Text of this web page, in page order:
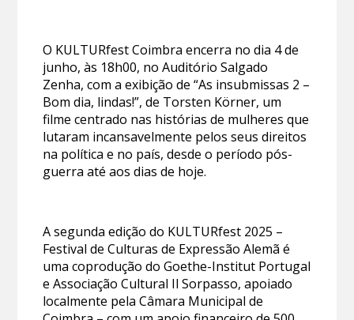
O KULTURfest Coimbra encerra no dia 4 de
junho, às 18h00, no Auditório Salgado
Zenha, com a exibição de “As insubmissas 2 –
Bom dia, lindas!”, de Torsten Körner, um
filme centrado nas histórias de mulheres que
lutaram incansavelmente pelos seus direitos
na política e no país, desde o período pós-
guerra até aos dias de hoje.
A segunda edição do KULTURfest 2025 –
Festival de Culturas de Expressão Alemã é
uma coprodução do Goethe-Institut Portugal
e Associação Cultural Il Sorpasso, apoiado
localmente pela Câmara Municipal de